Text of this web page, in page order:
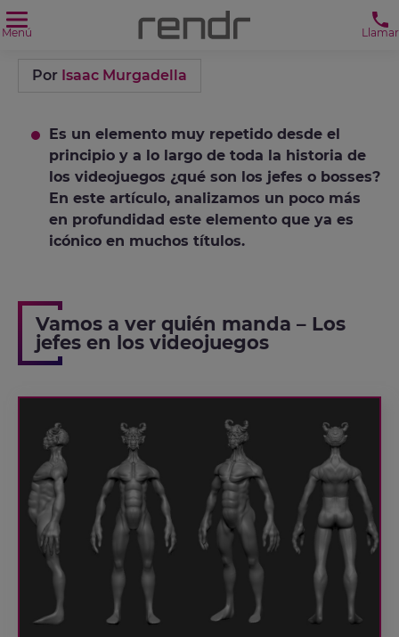
Menú Llamar
Por Isaac Murgadella
Es un elemento muy repetido desde el
principio y a lo largo de toda la historia de
los videojuegos ¿qué son los jefes o bosses?
En este artículo, analizamos un poco más
en profundidad este elemento que ya es
icónico en muchos títulos.
Vamos a ver quién manda – Los
jefes en los videojuegos